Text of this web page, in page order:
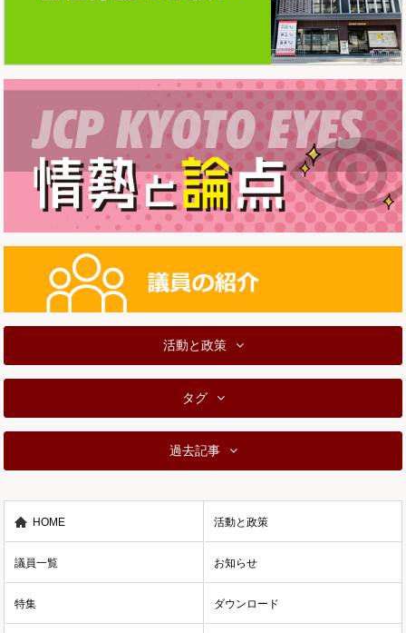
活動と政策
タグ
過去記事
HOME 活動と政策
議員一覧 お知らせ
特集 ダウンロード